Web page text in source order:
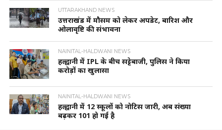
UTTARAKHAND NEWS
उत्तराखंड में मौसम को लेकर अपडेट, बारिश और
ओलावृष्टि की संभावना
NAINITAL-HALDWANI NEWS
हल्द्वानी में IPL के बीच सट्टेबाजी, पुलिस ने किया
करोड़ों का खुलासा
NAINITAL-HALDWANI NEWS
हल्द्वानी में 12 स्कूलों को नोटिस जारी, अब संख्या
बढ़कर 101 हो गई है